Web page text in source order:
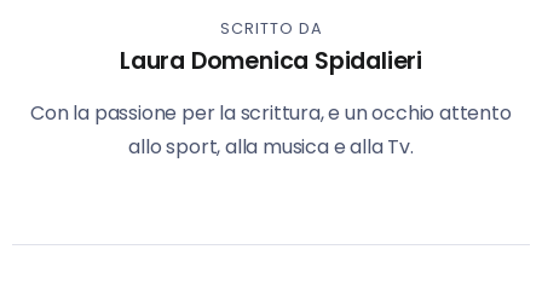
SCRITTO DA
Laura Domenica Spidalieri
Con la passione per la scrittura, e un occhio attento
allo sport, alla musica e alla Tv.